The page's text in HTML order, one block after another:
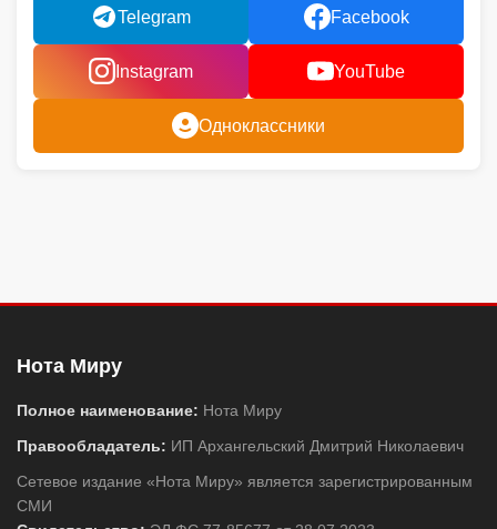
Telegram Facebook
Instagram YouTube
Одноклассники
Нота Миру
Полное наименование: Нота Миру
Правообладатель: ИП Архангельский Дмитрий Николаевич
Сетевое издание «Нота Миру» является зарегистрированным
СМИ